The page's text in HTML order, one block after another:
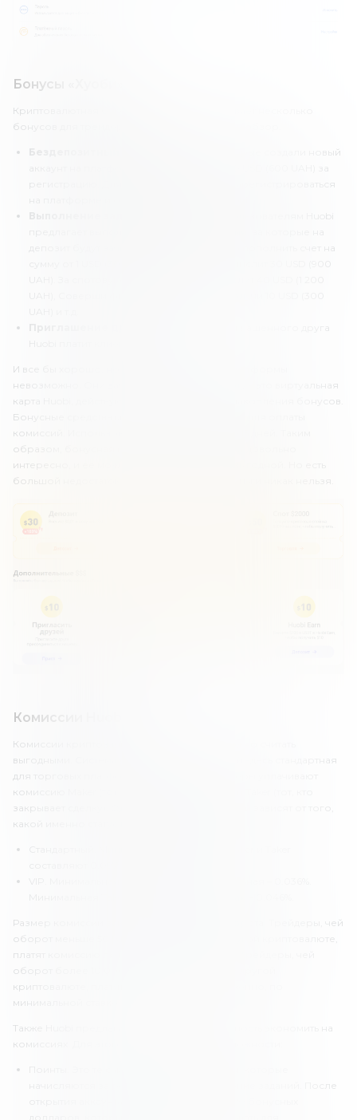
Бонусы «Хуоби»
Криптовалютная биржа Huobi предусматривает несколько
бонусов для трейдеров. Сделаем их краткий обзор.
Трейдеры, которые создали новый
аккаунт на платформе, могут получить 20 USD (600 UAH) за
регистрацию. Для этого просто нужно зарегистрироваться
депозит будут зачисляться деньги. Нужно пополнить счет на
За каждого приглашенного друга
И все бы хорошо, но вывести эти деньги с платформы
невозможно. Они зачисляются на Point карту – это виртуальная
карта Huobi, действующая специально для накопления бонусов.
Бонусные средства могут быть использованы для оплаты
комиссий. Использовать их нужно в течение 15 дней. Таким
образом, бонусная политика Huobi выглядит довольно
интересно, и ее можно считать достаточно выгодной. Но есть
большой недостаток – вывести бонусные деньги никак нельзя.
Комиссии Huobi
Комиссии криптовалютной биржи Huobi можно считать
выгодными. Система обязательных платежей здесь стандартная
для торговых платформ. В частности, трейдеры уплачивают
комиссию Maker (тот, кто открывает сделку) и Taker (тот, кто
закрывает сделку). Однако размеры комиссий зависят от того,
какой именно статус имеет трейдер. Их два:
Размер комиссии зависит от торгового оборота. Трейдеры, чей
оборот меньше 50 BTC или эквивалент в другой криптовалюте,
платят комиссию по максимальным ставкам. Трейдеры, чей
оборот более 10 000 BTC или эквивалент в другой
криптовалюте, платят комиссию, соответственно, по
минимальной ставке.
Также Huobi предлагает трейдерам возможность экономить на
комиссиях. Для этого есть следующие возможности:
начисляются за регистрацию и выполнение заданий. После